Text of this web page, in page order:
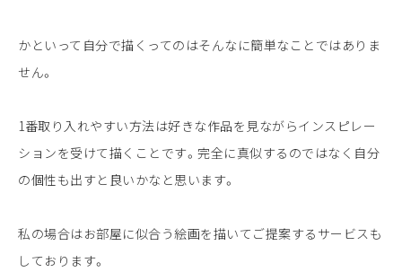
かといって自分で描くってのはそんなに簡単なことではありま
せん。
1番取り入れやすい方法は好きな作品を見ながらインスピレー
ションを受けて描くことです。完全に真似するのではなく自分
の個性も出すと良いかなと思います。
私の場合はお部屋に似合う絵画を描いてご提案するサービスも
しております。